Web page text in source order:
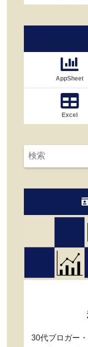
AppSheet
Excel
30代ブロガー